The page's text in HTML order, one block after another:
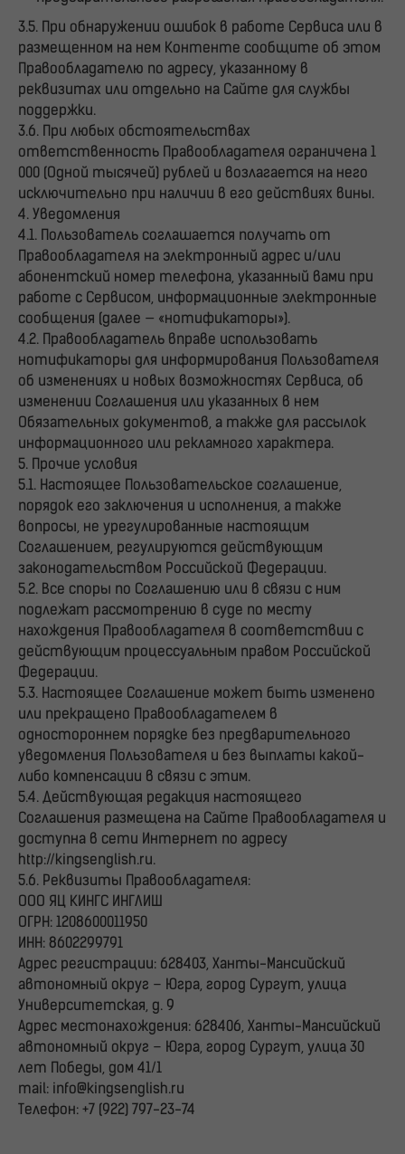
3.5. При обнаружении ошибок в работе Сервиса или в
размещенном на нем Контенте сообщите об этом
Правообладателю по адресу, указанному в
реквизитах или отдельно на Сайте для службы
поддержки.
3.6. При любых обстоятельствах
ответственность Правообладателя ограничена 1
000 (Одной тысячей) рублей и возлагается на него
исключительно при наличии в его действиях вины.
4. Уведомления
4.1. Пользователь соглашается получать от
Правообладателя на электронный адрес и/или
абонентский номер телефона, указанный вами при
работе с Сервисом, информационные электронные
сообщения (далее — «нотификаторы»).
4.2. Правообладатель вправе использовать
нотификаторы для информирования Пользователя
об изменениях и новых возможностях Сервиса, об
изменении Соглашения или указанных в нем
Обязательных документов, а также для рассылок
информационного или рекламного характера.
5. Прочие условия
5.1. Настоящее Пользовательское соглашение,
порядок его заключения и исполнения, а также
вопросы, не урегулированные настоящим
Соглашением, регулируются действующим
законодательством Российской Федерации.
5.2. Все споры по Соглашению или в связи с ним
подлежат рассмотрению в суде по месту
нахождения Правообладателя в соответствии с
действующим процессуальным правом Российской
Федерации.
5.3. Настоящее Соглашение может быть изменено
или прекращено Правообладателем в
одностороннем порядке без предварительного
уведомления Пользователя и без выплаты какой-
либо компенсации в связи с этим.
5.4. Действующая редакция настоящего
Соглашения размещена на Сайте Правообладателя и
доступна в сети Интернет по адресу
http://kingsenglish.ru.
5.6. Реквизиты Правообладателя:
ООО ЯЦ КИНГС ИНГЛИШ
ОГРН: 1208600011950
ИНН: 8602299791
Адрес регистрации: 628403, Ханты-Мансийский
автономный округ – Югра, город Сургут, улица
Университетская, д. 9
Адрес местонахождения: 628406, Ханты-Мансийский
автономный округ – Югра, город Сургут, улица 30
лет Победы, дом 41/1
mail: info@kingsenglish.ru
Телефон: +7 (922) 797-23-74